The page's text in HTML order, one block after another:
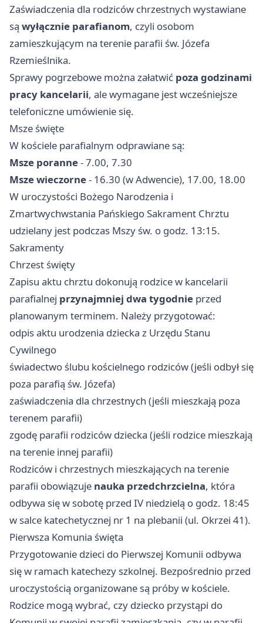
Zaświadczenia dla rodziców chrzestnych wystawiane
są wyłącznie parafianom, czyli osobom
zamieszkującym na terenie parafii św. Józefa
Rzemieślnika.
Sprawy pogrzebowe można załatwić poza godzinami
pracy kancelarii, ale wymagane jest wcześniejsze
telefoniczne umówienie się.
Msze święte
W kościele parafialnym odprawiane są:
Msze poranne- 7.00, 7.30
Msze wieczorne- 16.30 (w Adwencie), 17.00, 18.00
W uroczystości Bożego Narodzenia i
Zmartwychwstania Pańskiego Sakrament Chrztu
udzielany jest podczas Mszy św. o godz. 13:15.
Sakramenty
Chrzest święty
Zapisu aktu chrztu dokonują rodzice w kancelarii
parafialnej przynajmniej dwa tygodnie przed
planowanym terminem. Należy przygotować:
odpis aktu urodzenia dziecka z Urzędu Stanu
Cywilnego
świadectwo ślubu kościelnego rodziców (jeśli odbył się
poza parafią św. Józefa)
zaświadczenia dla chrzestnych (jeśli mieszkają poza
terenem parafii)
zgodę parafii rodziców dziecka (jeśli rodzice mieszkają
na terenie innej parafii)
Rodziców i chrzestnych mieszkających na terenie
parafii obowiązuje nauka przedchrzcielna, która
odbywa się w sobotę przed IV niedzielą o godz. 18:45
w salce katechetycznej nr 1 na plebanii (ul. Okrzei 41).
Pierwsza Komunia święta
Przygotowanie dzieci do Pierwszej Komunii odbywa
się w ramach katechezy szkolnej. Bezpośrednio przed
uroczystością organizowane są próby w kościele.
Rodzice mogą wybrać, czy dziecko przystąpi do